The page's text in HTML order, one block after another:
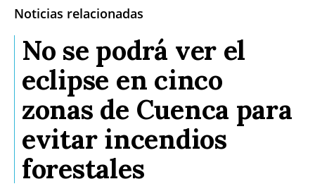
Noticias relacionadas
No se podrá ver el
eclipse en cinco
zonas de Cuenca para
evitar incendios
forestales